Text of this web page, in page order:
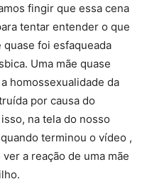
fingir que essa cena
tentar entender o que
foi esfaqueada
Uma mãe quase
homossexualidade da
por causa do
na tela do nosso
terminou o vídeo ,
a reação de uma mãe